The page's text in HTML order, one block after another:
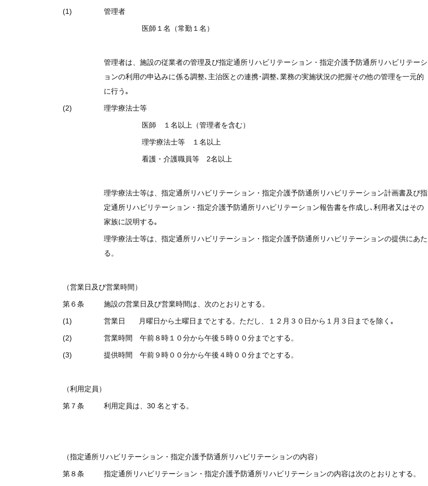
(1) 管理者
医師１名（常勤１名）
管理者は、施設の従業者の管理及び指定通所リハビリテーション・指定介護予防通所リハビリテーシ
ョンの利用の申込みに係る調整､主治医との連携･調整､業務の実施状況の把握その他の管理を一元的
に行う｡
(2) 理学療法士等
医師 １名以上（管理者を含む）
理学療法士等 １名以上
看護・介護職員等 2名以上
理学療法士等は、指定通所リハビリテーション・指定介護予防通所リハビリテーション計画書及び指
定通所リハビリテーション・指定介護予防通所リハビリテーション報告書を作成し､利用者又はその
家族に説明する｡
理学療法士等は、指定通所リハビリテーション・指定介護予防通所リハビリテーションの提供にあた
る。
（営業日及び営業時間）
第６条 施設の営業日及び営業時間は、次のとおりとする。
(1) 営業日 月曜日から土曜日までとする。ただし、１２月３０日から１月３日までを除く｡
(2) 営業時間 午前８時１０分から午後５時００分までとする。
(3) 提供時間 午前９時００分から午後４時００分までとする。
（利用定員）
第７条 利用定員は、30 名とする。
（指定通所リハビリテーション・指定介護予防通所リハビリテーションの内容）
第８条 指定通所リハビリテーション・指定介護予防通所リハビリテーションの内容は次のとおりとする。